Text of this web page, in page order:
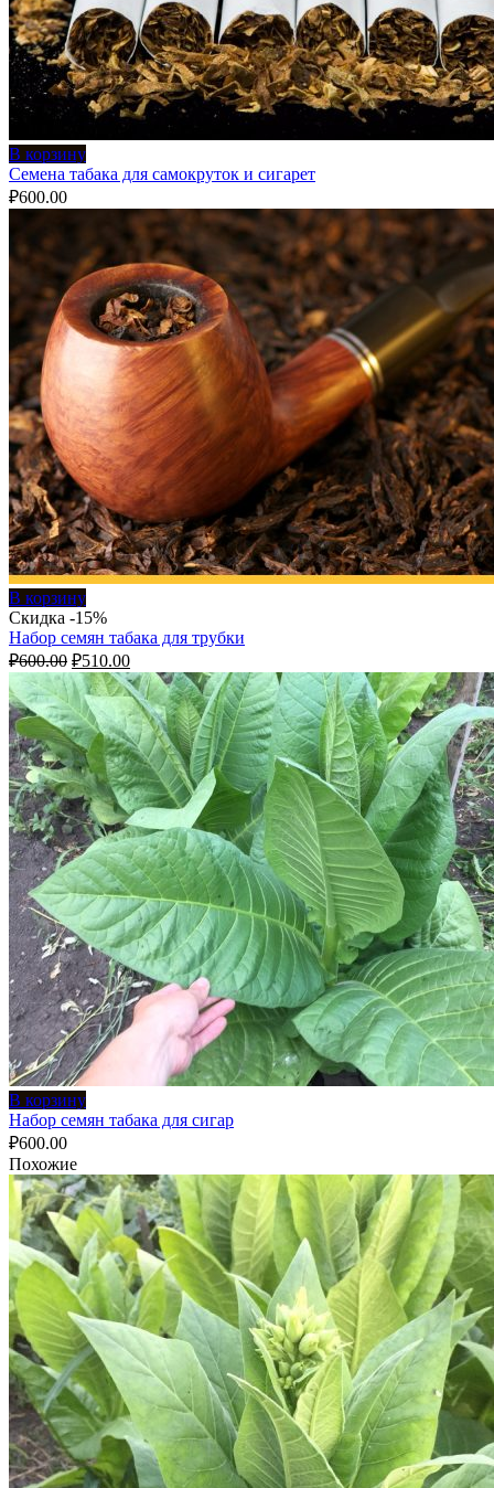
В корзину
Семена табака для самокруток и сигарет
₽600.00
В корзину
Скидка -15%
Набор семян табака для трубки
₽600.00 Первоначальная
цена
составляла
₽600.00.
₽510.00Текущая
цена:
₽510.00.
В корзину
Набор семян табака для сигар
₽600.00
Похожие